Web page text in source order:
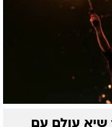
נער בן 15 שבר שיא עולם עם